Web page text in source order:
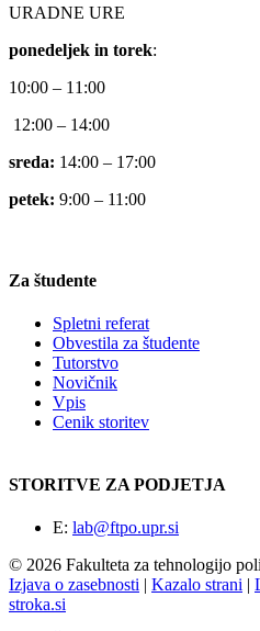
URADNE URE
ponedeljek in torek:
10:00 – 11:00
12:00 – 14:00
sreda: 14:00 – 17:00
petek: 9:00 – 11:00
Za študente
Spletni referat
Obvestila za študente
Tutorstvo
Novičnik
Vpis
Cenik storitev
STORITVE ZA PODJETJA
E: lab@ftpo.upr.si
© 2026 Fakulteta za tehnologijo
Izjava o zasebnosti | Kazalo strani |
stroka.si